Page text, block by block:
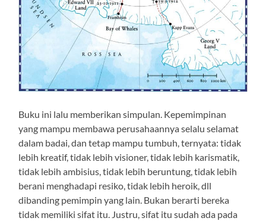
Buku ini lalu memberikan simpulan. Kepemimpinan
yang mampu membawa perusahaannya selalu selamat
dalam badai, dan tetap mampu tumbuh, ternyata: tidak
lebih kreatif, tidak lebih visioner, tidak lebih karismatik,
tidak lebih ambisius, tidak lebih beruntung, tidak lebih
berani menghadapi resiko, tidak lebih heroik, dll
dibanding pemimpin yang lain. Bukan berarti bereka
tidak memiliki sifat itu. Justru, sifat itu sudah ada pada